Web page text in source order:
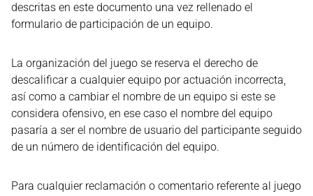
descritas en este documento una vez rellenado el
formulario de participación de un equipo.
La organización del juego se reserva el derecho de
descalificar a cualquier equipo por actuación incorrecta,
así como a cambiar el nombre de un equipo si este se
considera ofensivo, en ese caso el nombre del equipo
pasaría a ser el nombre de usuario del participante seguido
de un número de identificación del equipo.
Para cualquier reclamación o comentario referente al juego